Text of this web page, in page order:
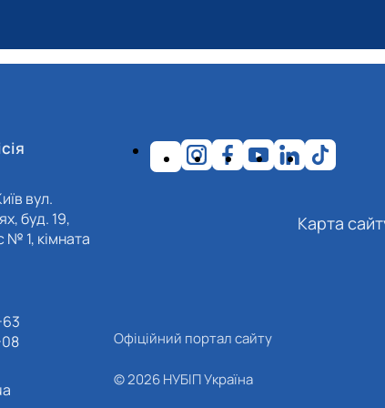
вул.
буд. 19,
№ 1, кімната
Карта
Офіційний портал сайту
© 2026 НУБІП Україна